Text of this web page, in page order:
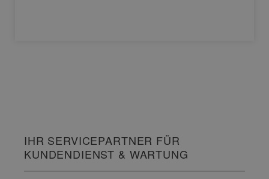
IHR SERVICEPARTNER FÜR
KUNDENDIENST & WARTUNG